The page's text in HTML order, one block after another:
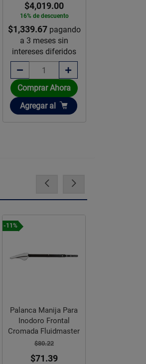
$4,019.00
16% de descuento
$1,339.67pagando
a 3 meses sin
intereses diferidos
Comprar Ahora
Añadir
Agregar al
-11%
Palanca Manija Para
Inodoro Frontal
Cromada Fluidmaster
$80.22
$71.39